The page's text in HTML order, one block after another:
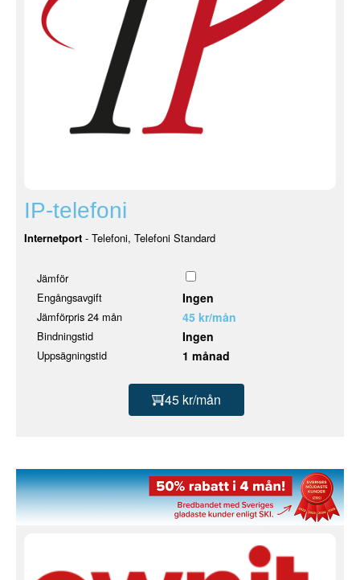
IP-telefoni
Internetport - Telefoni, Telefoni Standard
Jämför
Engångsavgift
Ingen
Jämförpris 24 mån 45 kr/mån
Bindningstid Ingen
Uppsägningstid 1 månad
45 kr/mån